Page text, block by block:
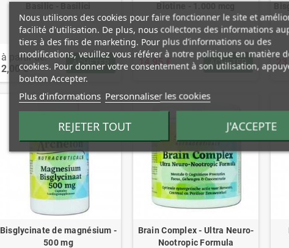
à partir de:
2,00 €
ACHETER 14,95 € ACHETER
Bisglycinate de magnésium -
500 mg
Brain Complex - Ultra Neuro-
Nootropic Formula
Nous utilisons des cookies pour faire fonctionner le site et
facilité d'utilisation. De plus, nous collectons des informations
tiers à des fins de marketing. Pour plus d’informations ou des
modifications, veuillez vous référer à notre politique en matière
cookies. Pour donner votre consentement à son utilisation,
bouton Accepter.
Plus d'informations Personnaliser les cookies
REJETER TOUT J'ACCEPTE